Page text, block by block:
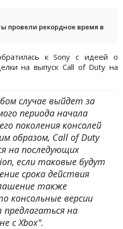
провели рекордное время в
к Sony с идеей о
на выпуск Call of Duty на
случае выйдет за
периода начала
поколения консолей
образом, Call of Duty
на последующих
если таковые будут
срока действия
также
консольные версии
предлагаться на
с Xbox".